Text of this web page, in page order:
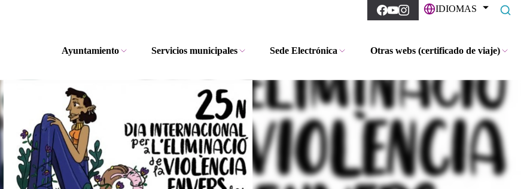
IDIOMAS
Ayuntamiento Servicios municipales Sede Electrónica Otras webs (certificado de viaje)